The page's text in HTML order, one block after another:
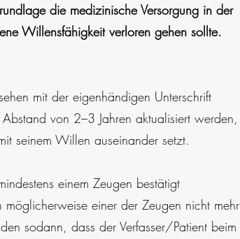
die medizinische Versorgung in der
Willensfähigkeit verloren gehen sollte.
mit der eigenhändigen Unterschrift
von 2–3 Jahren aktualisiert werden,
seinem Willen auseinander setzt.
einem Zeugen bestätigt
einer der Zeugen nicht mehr
sodann, dass der Verfasser/Patient beim